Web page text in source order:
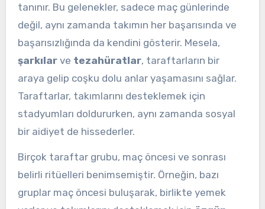
tanınır. Bu gelenekler, sadece maç günlerinde
değil, aynı zamanda takımın her başarısında ve
başarısızlığında da kendini gösterir. Mesela,
şarkılarve tezahüratlar, taraftarların bir
araya gelip coşku dolu anlar yaşamasını sağlar.
Taraftarlar, takımlarını desteklemek için
stadyumları doldururken, aynı zamanda sosyal
bir aidiyet de hissederler.
Birçok taraftar grubu, maç öncesi ve sonrası
belirli ritüelleri benimsemiştir. Örneğin, bazı
gruplar maç öncesi buluşarak, birlikte yemek